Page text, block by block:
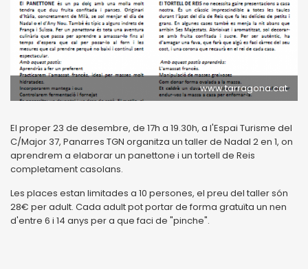
www.tarragona.cat
El proper 23 de desembre, de 17h a 19.30h, a l'Espai Turisme del
C/Major 37, Panarres TGN organitza un taller de Nadal 2 en 1, on
aprendrem a elaborar un panettone i un tortell de Reis
completament casolans.
Les places estan limitades a 10 persones, el preu del taller són
28€ per adult. Cada adult pot portar de forma gratuïta un nen
d'entre 6 i 14 anys per a que faci de "pinche".